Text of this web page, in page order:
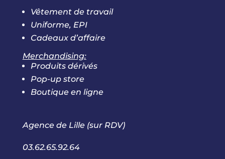
Vêtement de travail
Uniforme, EPI
Cadeaux d’affaire
Merchandising:
Produits dérivés
Pop-up store
Boutique en ligne
Agence de Lille (sur RDV)
03.62.65.92.64